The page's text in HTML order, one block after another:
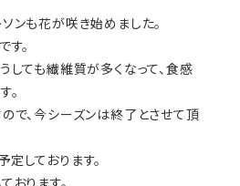
ンも花が咲き始めました。
す。
しても繊維質が多くなって、食感
。
で、今シーズンは終了とさせて頂
しております。